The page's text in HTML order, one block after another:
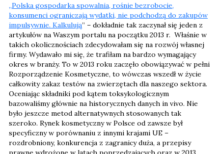
„Polska gospodarka spowalnia, rośnie bezrobocie,
konsumenci ograniczają wydatki, nie podchodzą do zakupów
impulsywnie. Kalkulują” – dokładnie tak zaczynał się jeden z
artykułów na Waszym portalu na początku 2013 r. Właśnie w
takich okolicznościach zdecydowałam się na rozwój własnej
firmy. Wydawało mi się, że trafiłam na bardzo wymagający
okres w branży. To w 2013 roku zaczęło obowiązywać w pełni
Rozporządzenie Kosmetyczne, to wówczas wszedł w życie
całkowity zakaz testów na zwierzętach dla naszego sektora.
Oceniając składniki pod kątem toksykologicznym
bazowaliśmy głównie na historycznych danych in vivo. Nie
było jeszcze metod alternatywnych stosowanych tak
szeroko. Rynek kosmetyczny w Polsce od zawsze był
specyficzny w porównaniu z innymi krajami UE –
rozdrobniony, konkurencja z zagranicy duża, a przepisy